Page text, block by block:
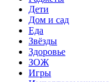
Дети
Дом и сад
Еда
Звёзды
Здоровье
ЗОЖ
Игры